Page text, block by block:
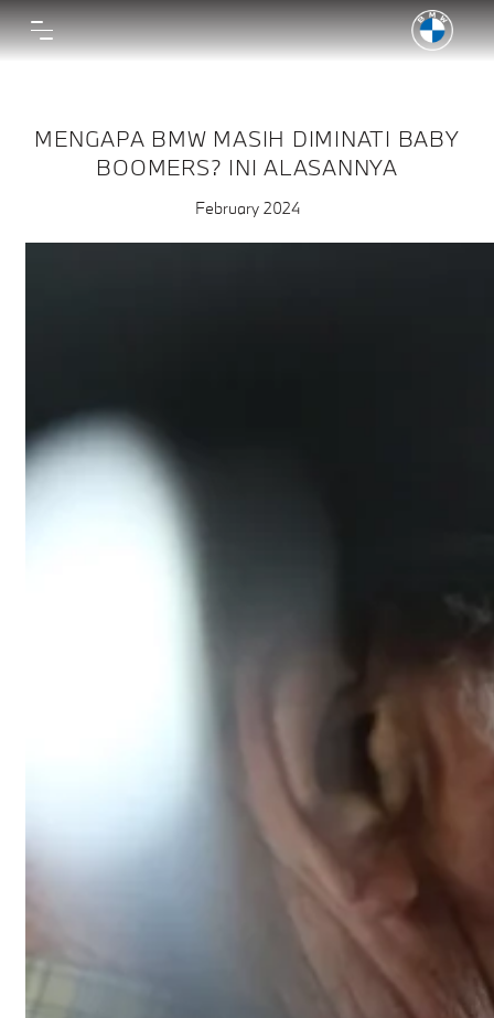
MENGAPA BMW MASIH DIMINATI BABY
BOOMERS? INI ALASANNYA
February 2024